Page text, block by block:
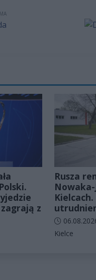
z
Rusza
Data dodania
Kategorie
Kielce